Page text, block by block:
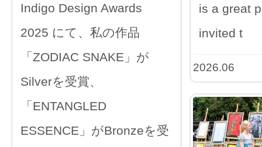
is a great
invited t
2026.06
Indigo Design Awards
2025 にて、私の作品
「ZODIAC SNAKE」が
Silverを受賞、
「ENTANGLED
ESSENCE」がBronzeを受